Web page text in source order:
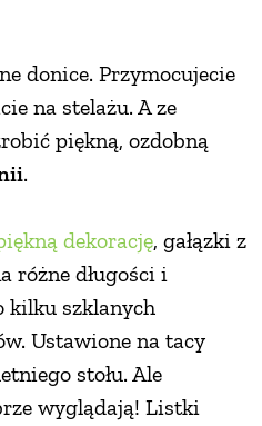
donice. Przymocujecie
na stelażu. A ze
piękną, ozdobną
.
dekorację, gałązki z
różne długości i
kilku szklanych
Ustawione na tacy
stołu. Ale
wyglądają! Listki